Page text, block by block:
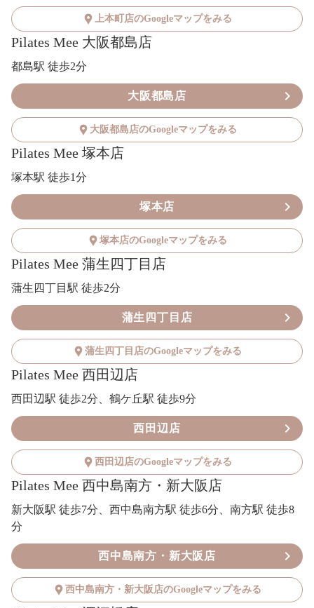
上本町店のGoogleマップをみる
Pilates Mee 大阪都島店
都島駅 徒歩2分
大阪都島店
大阪都島店のGoogleマップをみる
Pilates Mee 塚本店
塚本駅 徒歩1分
塚本店
塚本店のGoogleマップをみる
Pilates Mee 蒲生四丁目店
蒲生四丁目駅 徒歩2分
蒲生四丁目店
蒲生四丁目店のGoogleマップをみる
Pilates Mee 西田辺店
西田辺駅 徒歩2分、鶴ケ丘駅 徒歩9分
西田辺店
西田辺店のGoogleマップをみる
Pilates Mee 西中島南方・新大阪店
新大阪駅 徒歩7分、西中島南方駅 徒歩6分、南方駅 徒歩8
分
西中島南方・新大阪店
西中島南方・新大阪店のGoogleマップをみる